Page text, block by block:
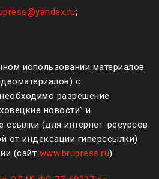
;
использовании материалов
с
необходимо разрешение
новости” и
ссылки (для интернет-ресурсов
от индексации гиперссылки)
(сайт www.brupress.ru)